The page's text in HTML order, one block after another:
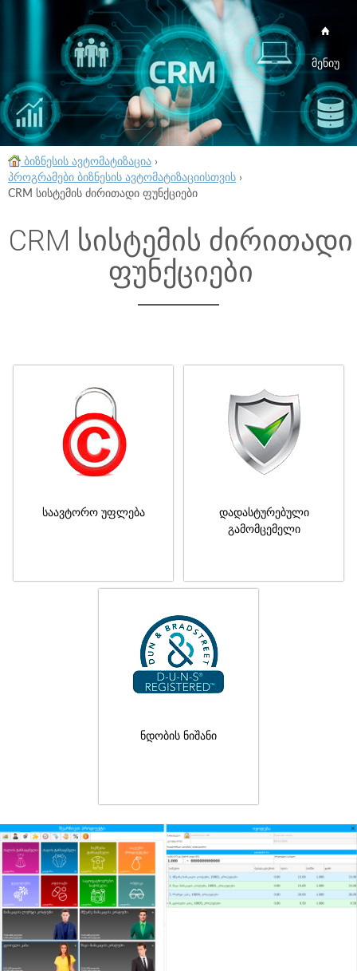
მენიუ
ბიზნესის ავტომატიზაცია ›
პროგრამები ბიზნესის ავტომატიზაციისთვის ›
CRM სისტემის ძირითადი ფუნქციები
CRM სისტემის ძირითადი
ფუნქციები
საავტორო უფლება
დადასტურებული
გამომცემელი
ნდობის ნიშანი